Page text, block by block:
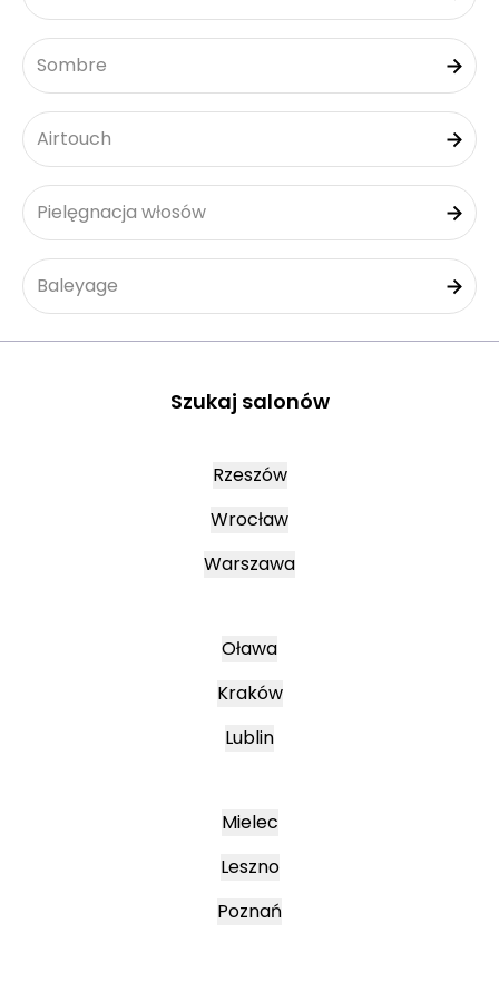
Sombre
Airtouch
Pielęgnacja włosów
Baleyage
Szukaj salonów
Rzeszów
Wrocław
Warszawa
Oława
Kraków
Lublin
Mielec
Leszno
Poznań